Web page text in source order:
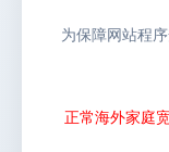
为保障网站程
正常海外家庭